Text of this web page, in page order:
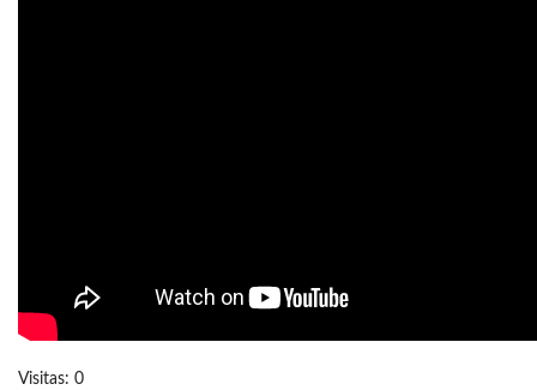
Visitas: 0